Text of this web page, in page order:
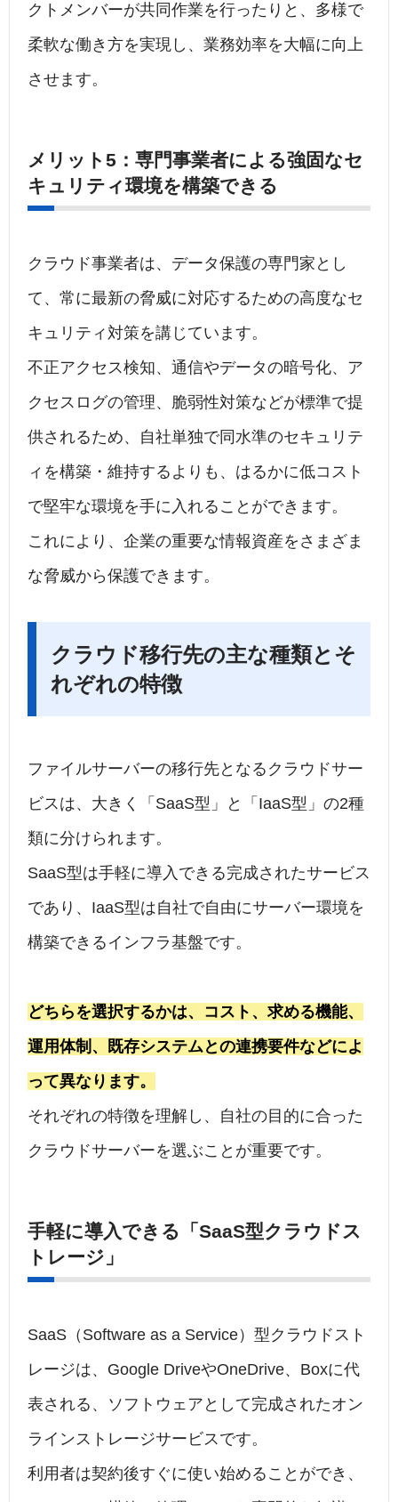
クトメンバーが共同作業を行ったりと、多様で
柔軟な働き方を実現し、業務効率を大幅に向上
させます。
メリット5：専門事業者による強固なセ
キュリティ環境を構築できる
クラウド事業者は、データ保護の専門家とし
て、常に最新の脅威に対応するための高度なセ
キュリティ対策を講じています。
不正アクセス検知、通信やデータの暗号化、ア
クセスログの管理、脆弱性対策などが標準で提
供されるため、自社単独で同水準のセキュリテ
ィを構築・維持するよりも、はるかに低コスト
で堅牢な環境を手に入れることができます。
これにより、企業の重要な情報資産をさまざま
な脅威から保護できます。
クラウド移行先の主な種類とそ
れぞれの特徴
ファイルサーバーの移行先となるクラウドサー
ビスは、大きく「SaaS型」と「IaaS型」の2種
類に分けられます。
SaaS型は手軽に導入できる完成されたサービス
であり、IaaS型は自社で自由にサーバー環境を
構築できるインフラ基盤です。
どちらを選択するかは、コスト、求める機能、
運用体制、既存システムとの連携要件などによ
って異なります。
それぞれの特徴を理解し、自社の目的に合った
クラウドサーバーを選ぶことが重要です。
手軽に導入できる「SaaS型クラウドス
トレージ」
SaaS（Software as a Service）型クラウドスト
レージは、Google DriveやOneDrive、Boxに代
表される、ソフトウェアとして完成されたオン
ラインストレージサービスです。
利用者は契約後すぐに使い始めることができ、